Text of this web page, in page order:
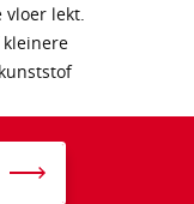
vloer lekt.